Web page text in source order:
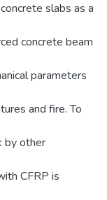
slabs as a
concrete beam
parameters
and fire. To
by other
CFRP is